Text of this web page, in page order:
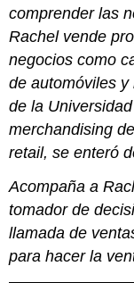
comprender las
Rachel vende
negocios como
de automóviles
de la
merchandising
retail, se enteró
Acompaña a
tomador de
llamada de
para hacer la